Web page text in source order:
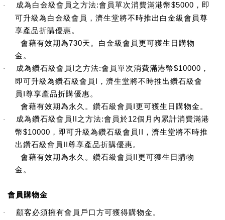
· 成為白金級會員之方法:會員單次消費滿港幣$5000 ，即
可升級為白金級會員，濟生堂將不時推出白金級會員尊
享產品折購優惠。
會藉有效期為730天。白金級會員更可獲生日購物
金。
· 成為鑽石級會員 I之方法:會員單次消費滿港幣$10000 ，
即可升級為鑽石級會員 I ，濟生堂將不時推出鑽石級會
員 I尊享產品折購優惠。
會藉有效期為永久。鑽石級會員 I更可獲生日購物金。
· 成為鑽石級會員 II之方法:會員於12個月內累計消費滿港
幣$10000 ，即可升級為鑽石級會員 II ，濟生堂將不時推
出鑽石級會員 II尊享產品折購優惠。
會藉有效期為永久。鑽石級會員 II更可獲生日購物
金。
會員購物金
· 顧客必須擁有會員戶口方可獲得購物金。